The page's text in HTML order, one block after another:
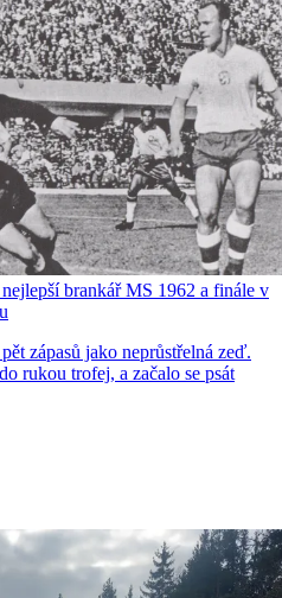
brankář MS 1962 a finále v
zápasů jako neprůstřelná zeď.
rukou trofej, a začalo se psát